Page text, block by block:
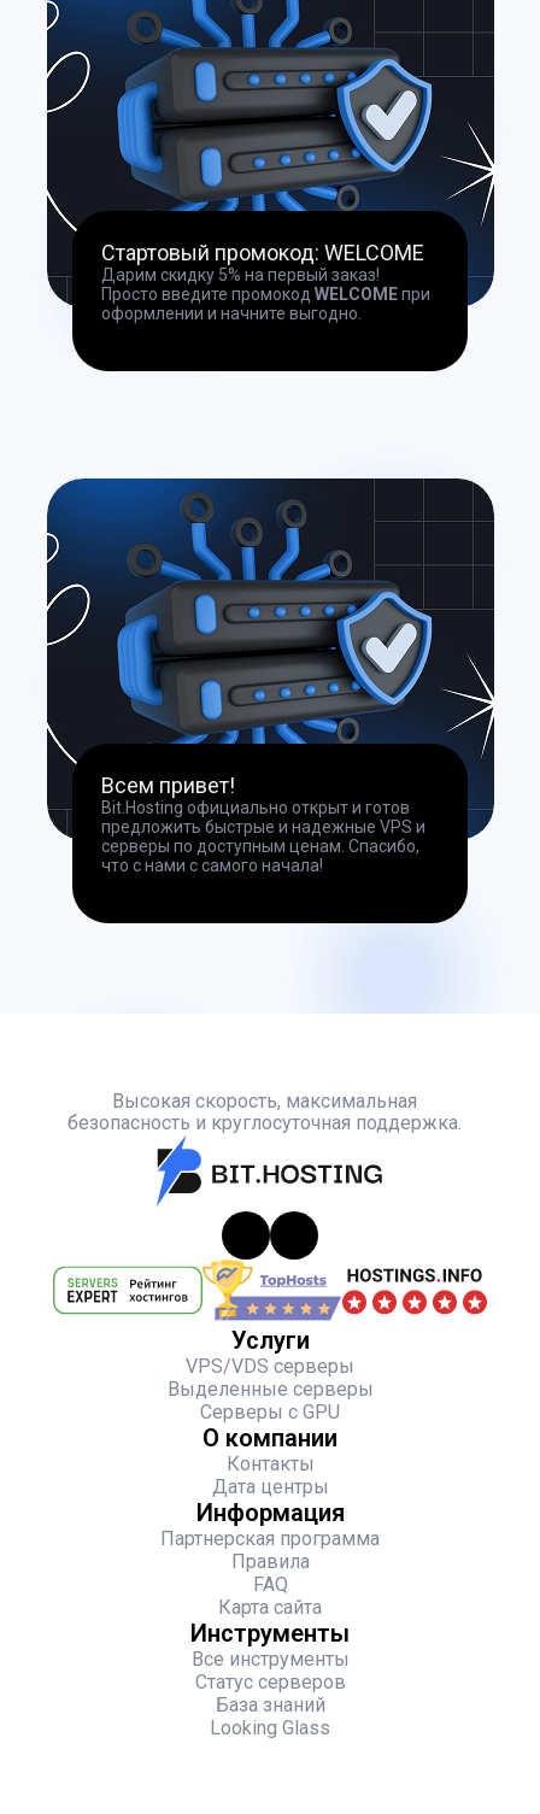
Стартовый промокод: WELCOME
Дарим скидку 5% на первый заказ!
Просто введите промокодWELCOMEпри
оформлении и начните выгодно.
Всем привет!
Bit.Hosting официально открыт и готов
предложить быстрые и надежные VPS и
серверы по доступным ценам. Спасибо,
что с нами с самого начала!
Высокая скорость, максимальная
безопасность и круглосуточная поддержка.
Услуги
VPS/VDS серверы
Выделенные серверы
Серверы с GPU
О компании
Контакты
Дата центры
Информация
Партнерская программа
Правила
FAQ
Карта сайта
Инструменты
Все инструменты
Статус серверов
База знаний
Looking Glass